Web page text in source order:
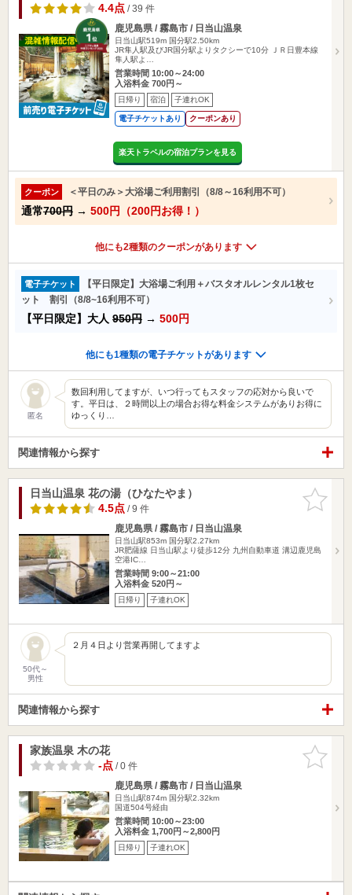
4.4点/ 39 件
鹿児島県 / 霧島市 / 日当山温泉
日当山駅519m 国分駅2.50km
JR隼人駅及びJR国分駅よりタクシーで10分 ＪＲ日豊本線
隼人駅よ…
営業時間 10:00～24:00
入浴料金 700円～
日帰り 宿泊 子連れOK
電子チケットあり クーポンあり
楽天トラベルの宿泊プランを見る
クーポン ＜平日のみ＞大浴場ご利用割引（8/8～16利用不可）
通常700円 → 500円（200円お得！）
他にも2種類のクーポンがあります
電子チケット
【平日限定】大浴場ご利用＋バスタオルレンタル1枚セ
ット 割引（8/8~16利用不可）
【平日限定】大人 950円 → 500円
他にも1種類の電子チケットがあります
匿名
数回利用してますが、いつ行ってもスタッフの応対から良いで
す。平日は、２時間以上の場合お得な料金システムがありお得に
ゆっくり…
関連情報から探す
お気に入
りに追加
日当山温泉 花の湯（ひなたやま）
4.5点/ 9 件
鹿児島県 / 霧島市 / 日当山温泉
日当山駅853m 国分駅2.27km
JR肥薩線 日当山駅より徒歩12分 九州自動車道 溝辺鹿児島
空港IC…
営業時間 9:00～21:00
入浴料金 520円～
日帰り 子連れOK
50代～
男性
２月４日より営業再開してますよ
関連情報から探す
お気に入
りに追加
家族温泉 木の花
-点/ 0 件
鹿児島県 / 霧島市 / 日当山温泉
日当山駅874m 国分駅2.32km
国道504号経由
営業時間 10:00～23:00
入浴料金 1,700円～2,800円
日帰り 子連れOK